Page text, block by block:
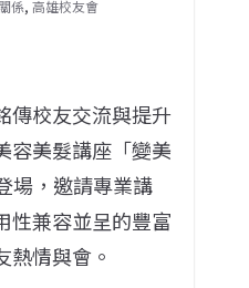
係, 高雄校友會
傳校友交流與提升
容美髮講座「變美
場，邀請專業講
性兼容並呈的豐富
熱情與會。